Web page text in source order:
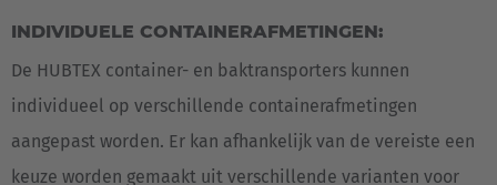
INDIVIDUELE CONTAINERAFMETINGEN:
De HUBTEX container- en baktransporters kunnen
individueel op verschillende containerafmetingen
aangepast worden. Er kan afhankelijk van de vereiste een
keuze worden gemaakt uit verschillende varianten voor